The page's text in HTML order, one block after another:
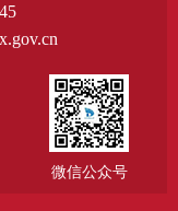
微信公众号